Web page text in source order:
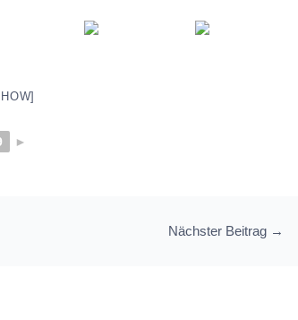
►
Nächster Beitrag →